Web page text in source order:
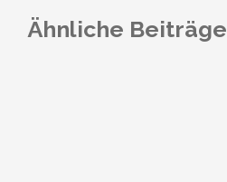
Ähnliche Beiträge